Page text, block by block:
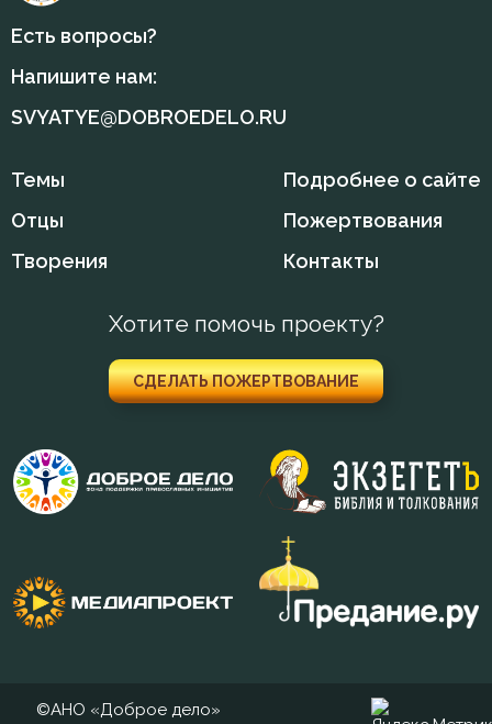
Искушение
Истина
Лицемерие
Ложь
Любовь Божия
Любовь к Богу
Молитва
Мысли
Надежда
Тихон Задонский
Феодорит Кирский
Есть вопросы?
Напишите нам:
SVYATYE@DOBROEDELO.RU
Темы
Отцы
Творения
Подробнее о сайте
Пожертвования
Контакты
Хотите помочь проекту?
СДЕЛАТЬ ПОЖЕРТВОВАНИЕ
©АНО «Доброе дело»